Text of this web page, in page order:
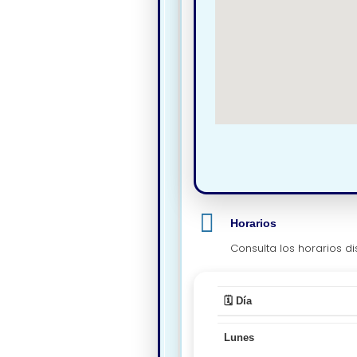
Horarios
Consulta los horarios
🗓️ Día
Lunes